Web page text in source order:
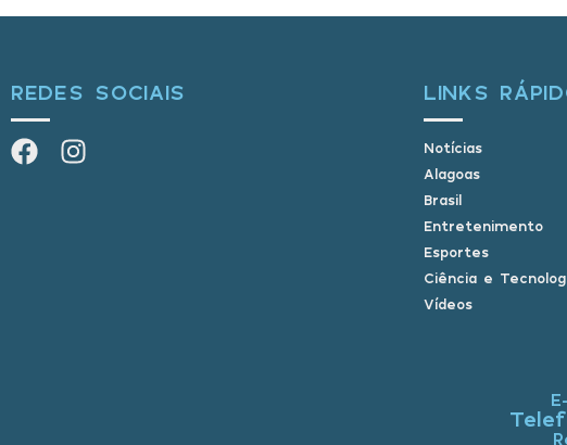
REDES SOCIAIS LINKS
Notícias
Alagoas
Brasil
Entretenimento
Esportes
Ciência e
Vídeos